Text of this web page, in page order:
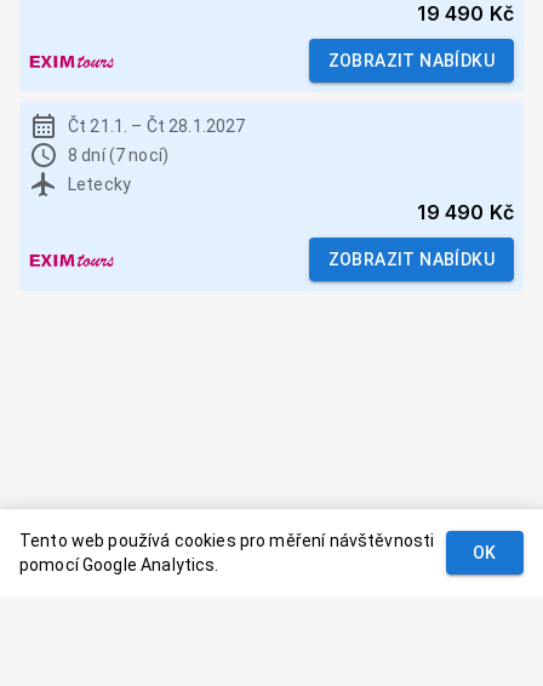
19 490 Kč
ZOBRAZIT NABÍDKU
Čt 21.1. – Čt 28.1.2027
8 dní (7 nocí)
Letecky
19 490 Kč
ZOBRAZIT NABÍDKU
Tento web používá cookies pro měření návštěvnosti
pomocí Google Analytics.
OK